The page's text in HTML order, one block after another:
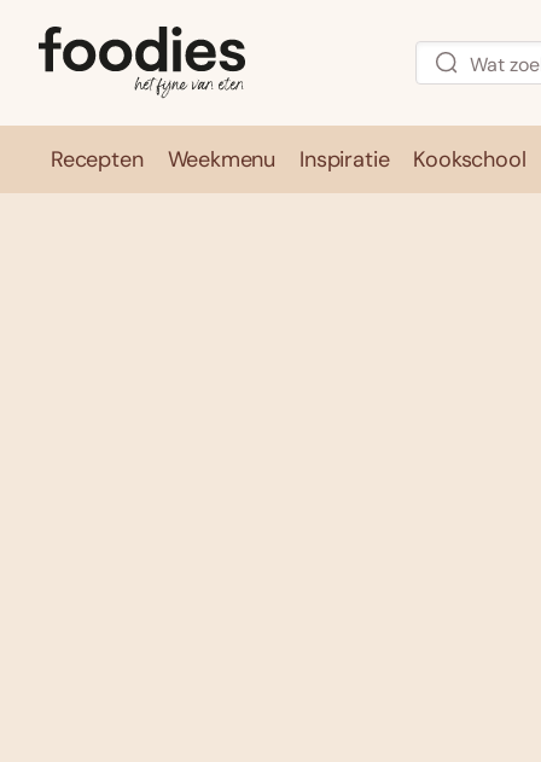
Recepten Weekmenu Inspiratie Kookschool